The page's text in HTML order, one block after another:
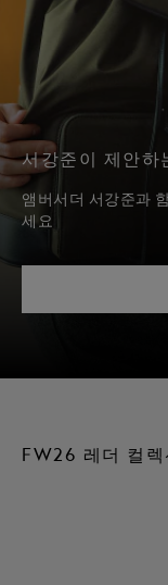
서강준이 제안하
앰버서더 서강준과
세요
FW26 레더 컬렉